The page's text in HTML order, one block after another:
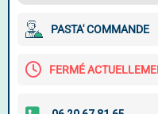
PASTA' COMMANDE
FERMÉ